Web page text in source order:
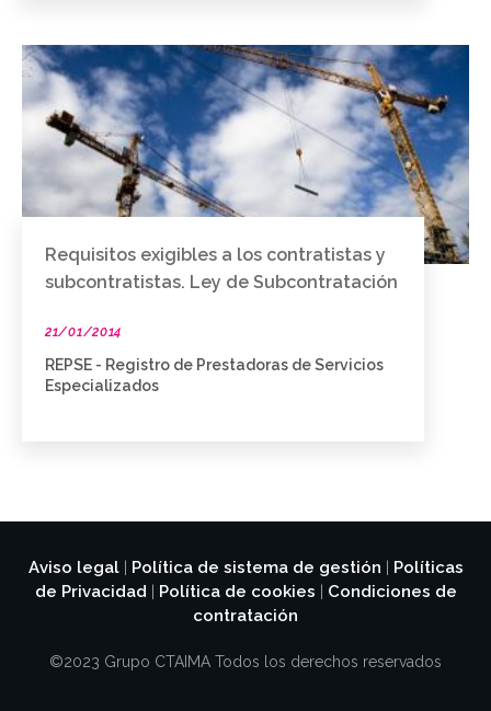
Requisitos exigibles a los contratistas y
subcontratistas. Ley de Subcontratación
21/01/2014
REPSE - Registro de Prestadoras de Servicios
Especializados
Aviso legal| Política de sistema de gestión
Políticas
de Privacidad
Política de cookies
Condiciones de
contratación
©2023 Grupo CTAIMA Todos los derechos reservados